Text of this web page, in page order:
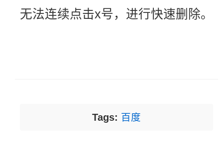
无法连续点击x号，进行快速删除。
Tags: 百度